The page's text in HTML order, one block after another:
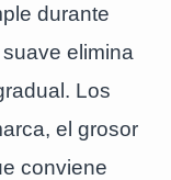
durante
elimina
Los
el grosor
conviene